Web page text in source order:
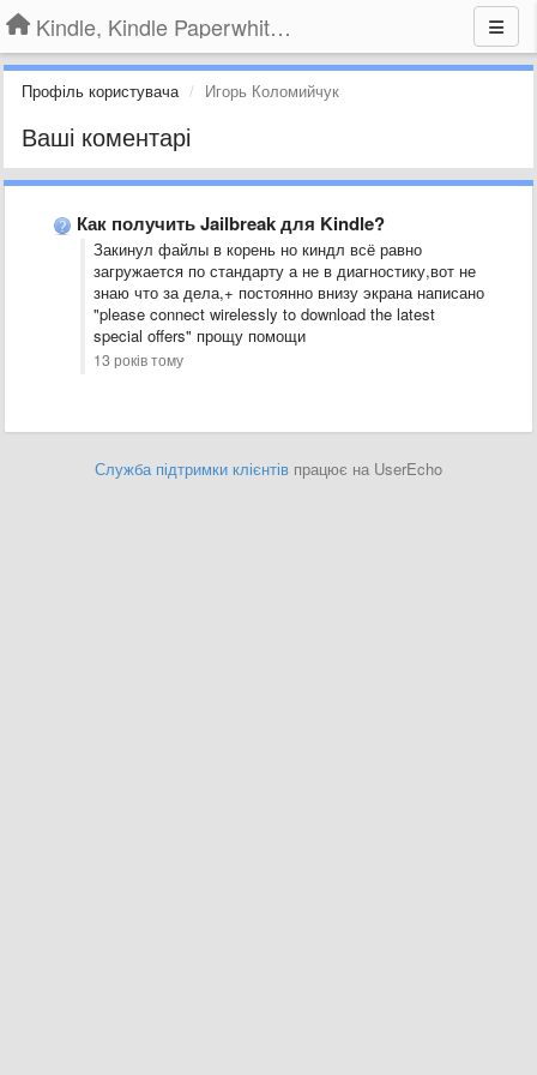
Kindle, Kindle Paperwhite, Kindle Voyage
Профіль користувача Игорь Коломийчук
Ваші коментарі
Как получить Jailbreak для Kindle?
Закинул файлы в корень но киндл всё равно
загружается по стандарту а не в диагностику,вот не
знаю что за дела,+ постоянно внизу экрана написано
"please connect wirelessly to download the latest
special offers" прощу помощи
13 років тому
Служба підтримки клієнтів працює на UserEcho